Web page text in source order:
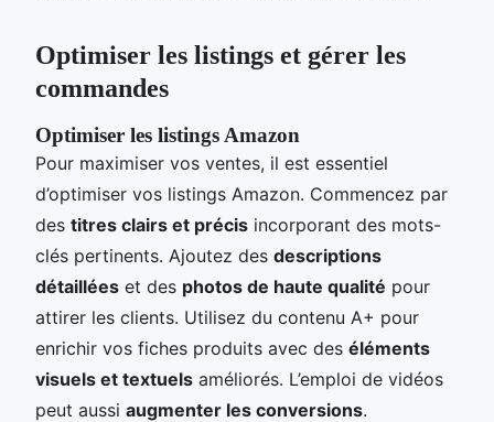
Optimiser les listings et gérer les
commandes
Optimiser les listings Amazon
Pour maximiser vos ventes, il est essentiel
d’optimiser vos listings Amazon. Commencez par
des titres clairs et précis incorporant des mots-
clés pertinents. Ajoutez des descriptions
détaillées et des photos de haute qualité pour
attirer les clients. Utilisez du contenu A+ pour
enrichir vos fiches produits avec des éléments
visuels et textuels améliorés. L’emploi de vidéos
peut aussi augmenter les conversions.